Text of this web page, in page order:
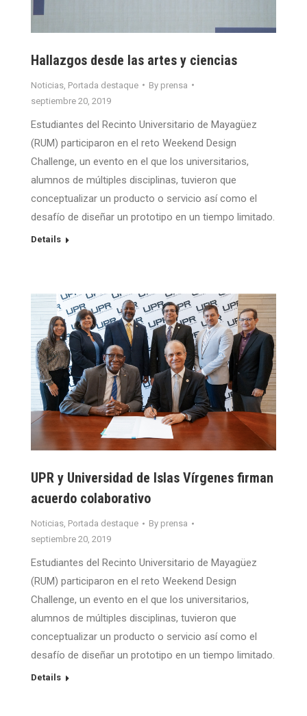
Hallazgos desde las artes y ciencias
Noticias Portada destaque By prensa
septiembre 20, 2019
Estudiantes del Recinto Universitario de Mayagüez
(RUM) participaron en el reto Weekend Design
Challenge, un evento en el que los universitarios,
alumnos de múltiples disciplinas, tuvieron que
conceptualizar un producto o servicio así como el
desafío de diseñar un prototipo en un tiempo limitado.
Details
UPR y Universidad de Islas Vírgenes firman
acuerdo colaborativo
Noticias, Portada destaque By prensa
septiembre 20, 2019
Estudiantes del Recinto Universitario de Mayagüez
(RUM) participaron en el reto Weekend Design
Challenge, un evento en el que los universitarios,
alumnos de múltiples disciplinas, tuvieron que
conceptualizar un producto o servicio así como el
desafío de diseñar un prototipo en un tiempo limitado.
Details